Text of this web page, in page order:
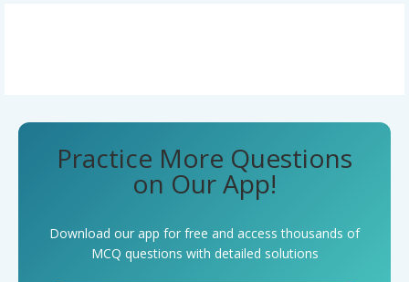
Practice More Questions
on Our App!
Download our app for free and access thousands of
MCQ questions with detailed solutions